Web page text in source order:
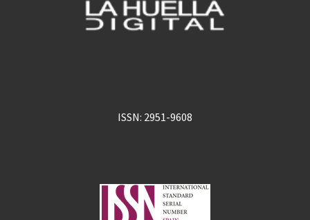
ISSN: 2951-9608